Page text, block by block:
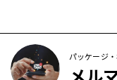
パッケージ